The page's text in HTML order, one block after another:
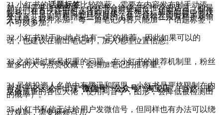
31.小红书的话题标签比较隐蔽，需要在内容发布时手动添
加。但需要注意的是，小红书会给你进行推荐的话题，和最
初我们在首次注册时选择的话题标签相关。如果想自己制作
账号，并且了解面向的目标群体，在选择标签的时候需要格
外注意。否则，想蹭某些话题的流量，就得在搜索栏手动输
入话题名称并添加。每一篇笔记内容只能加一个话题标签，
不可以多加。
32.小红书对于lbs地点也有一定的推荐，因此如果可以的
话，也建议在输出笔记时，加入地理位置信息。
33.之前讲过账号权重的问题，在小红书的推荐机制里，粉丝
量多的大号点赞收藏，会增加笔记的推荐量。
34.虽然投资人名单中有腾讯和阿里，小红书是严格限制在内
容及评论区域中出现“微信号”“公众号”“淘宝店”（当然，圈
里做流量的各位大佬，使用同音字，图形，会降低被检测出
的概率）。
35.小红书私信无法给用户发微信号，但同样也有办法可以绕
过规则，需要麻烦点儿~